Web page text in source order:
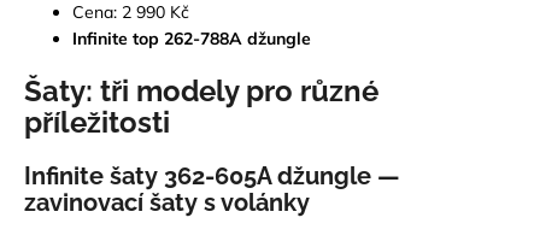
Cena: 2 990 Kč
Infinite top 262-788A džungle
Šaty: tři modely pro různé
příležitosti
Infinite šaty 362-605A džungle —
zavinovací šaty s volánky